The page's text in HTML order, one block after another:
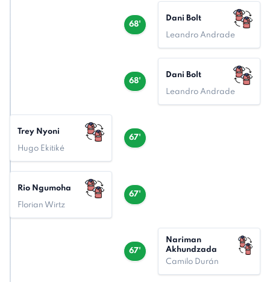
68'
Dani Bolt
Leandro Andrade
68'
Dani Bolt
Leandro Andrade
67'
Trey Nyoni
Hugo Ekitiké
67'
Rio Ngumoha
Florian Wirtz
67'
Nariman
Akhundzada
Camilo Durán